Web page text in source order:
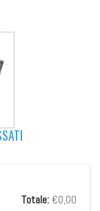
Totale: €0,00